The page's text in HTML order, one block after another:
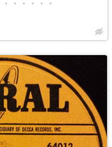
• • • • • •